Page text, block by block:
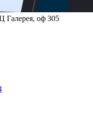
Галерея, оф 305